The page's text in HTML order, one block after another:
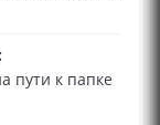
пути к папке